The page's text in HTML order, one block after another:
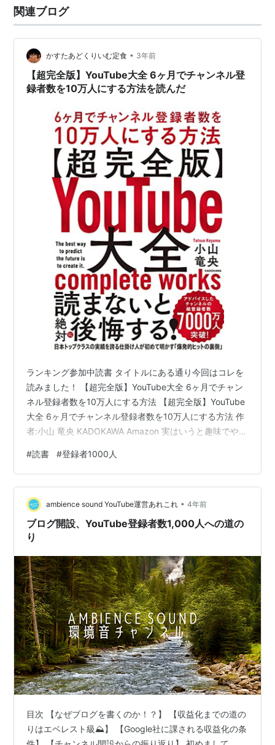
関連ブログ
かすたあどくりいむ定食 • 3年前
【超完全版】YouTube大全 6ヶ月でチャンネル登
録者数を10万人にする方法を読んだ
ランキング参加中読書 タイトルにある通り今回はコレを
読みました！ 【超完全版】YouTube大全 6ヶ月でチャン
ネル登録者数を10万人にする方法 【超完全版】YouTube
大全 6ヶ月でチャンネル登録者数を10万人にする方法 作
者:小山 竜央 KADOKAWA Amazon 実はいうと趣味でやっ
ら登録者増やしたいよね。お金チャリンチャリンしたい
よねってことです。笑 感想 ためになる情報が多かった。
マーケター視点でチャンネル開設時点でのターゲット選
定やら、設定はこうしろとか、これはやっちゃだめなこ
と。 主にYoutube内での評価が下がる…
#読書 #登録者1000人
ambience sound YouTube運営あれこれ • 4年前
ブログ開設、YouTube登録者数1,000人への道の
り
目次 【なぜブログを書くのか！？】 【収益化までの道の
りはエベレスト級⛰️】 【Google社に課される収益化の条